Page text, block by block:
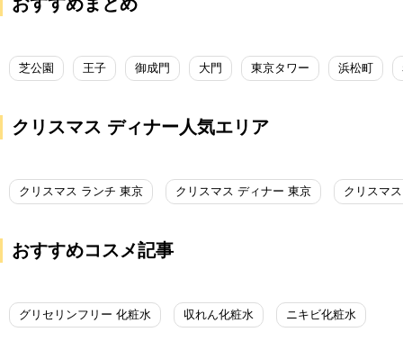
芝公園 王子 御成門 大門 東京タワー 浜松町
クリスマス ディナー人気エリア
クリスマス ランチ 東京 クリスマス ディナー 東京 クリスマ
おすすめコスメ記事
グリセリンフリー 化粧水 収れん化粧水 ニキビ化粧水